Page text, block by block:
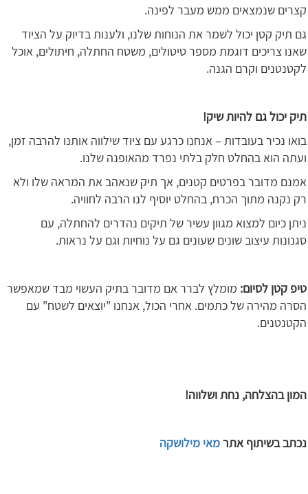
קצרים שנמצאים ממש מעבר לפינה.
גם תיק קטן יכול לשמר את הנוחות שלנו, ולענות בדיוק על הציוד
שאנו צריכים דוגמת מספר טיטולים, משטח החתלה, חיתולים, אוכל
לקטנטנים וקרם הגנה.
תיק יכול גם להיות שיק!
בואו נכיר בעובדות – אנחנו כרגע עם ציוד שילווה אותנו להרבה זמן,
ועתה הוא בהחלט חלק בלתי נפרד מהאופנה שלנו.
אמנם מדובר בפרטים קטנים, אך תיק שנאהב את המראה שלו ולא
רק נקנה מתוך הכרח, בהחלט יוסיף לנו הרבה לחוויה.
ניתן כיום למצוא מגוון עשיר של תיקים נהדרים להחתלה, עם
סגנונות עיצוב שונים שעונים גם על נוחיות וגם על נראות.
טיפ קטן לסיום: מומלץ לברר אם מדובר בתיק העשוי מבד שמאפשר
הסרה מהירה של כתמים. אחרי הכול, אנחנו "יוצאים לשטח" עם
הקטנטנים.
המון בהצלחה, נחת ושלווה!
נכתב בשיתוף אתרמאי מילושקה